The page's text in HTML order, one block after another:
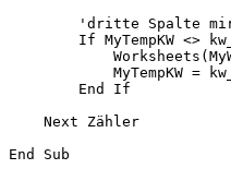
'dritte Spalte
If MyTempKW <>
MyTempKW =
        End If
    Next Zähler
End Sub